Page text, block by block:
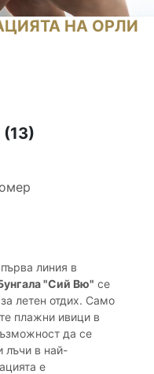
НА ОРЛИ
(13)
линия в
"Сий Вю" се
летен отдих. Само
плажни ивици в
да се
лъчи в най-
е